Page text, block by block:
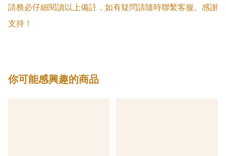
請務必仔細閱讀以上備註，如有疑問請隨時聯繫客服。感謝
支持！
你可能感興趣的商品